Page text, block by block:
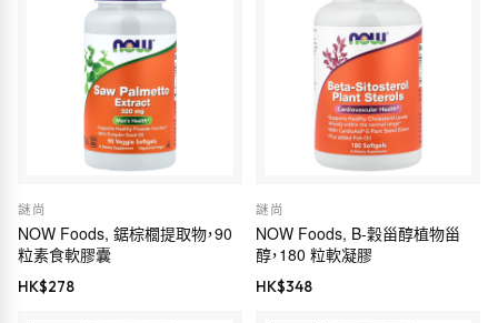
謎尚
NOW Foods, 鋸棕櫚提取物，90
粒素食軟膠囊
HK$278
謎尚
NOW Foods, Β-穀甾醇植物甾
醇，180 粒軟凝膠
HK$348